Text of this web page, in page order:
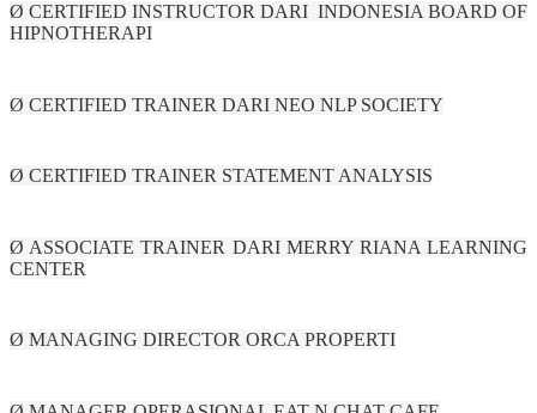
Ø CERTIFIED INSTRUCTOR DARI INDONESIA BOARD OF
HIPNOTHERAPI
Ø CERTIFIED TRAINER DARI NEO NLP SOCIETY
Ø CERTIFIED TRAINER STATEMENT ANALYSIS
Ø ASSOCIATE TRAINER DARI MERRY RIANA LEARNING
CENTER
Ø MANAGING DIRECTOR ORCA PROPERTI